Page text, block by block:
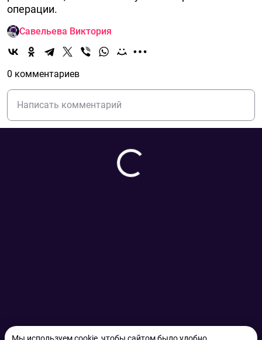
операции.
Савельева Виктория
0 комментариев